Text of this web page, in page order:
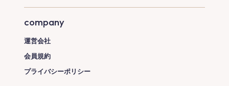
company
運営会社
会員規約
プライバシーポリシー